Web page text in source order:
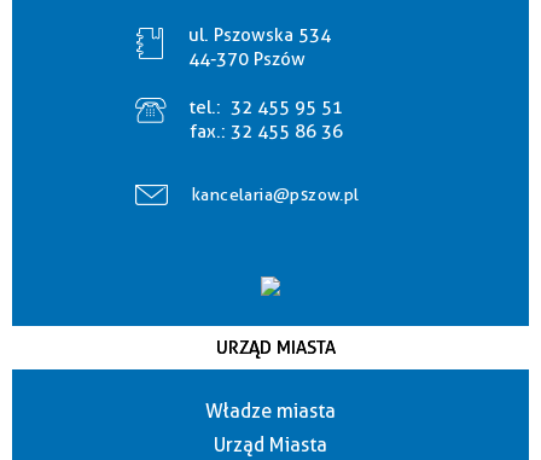
ul. Pszowska 534
44-370 Pszów
tel.: 32 455 95 51
fax.: 32 455 86 36
kancelaria@pszow.pl
URZĄD MIASTA
Władze miasta
Urząd Miasta